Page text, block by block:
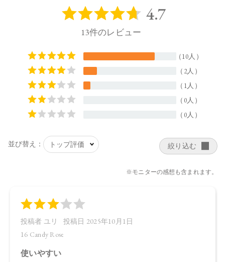
74.5㎜×22㎜×27㎜ (高さx奥行x幅)
【全成分】
・15 Citrus Sands
トリイソステアリン酸ポリグリセリルー2、トリ（カプリル酸
／カプリン酸）グリセリル、ダイマージリノール酸（フィト
ル）、ヒマワリ種子ロウ、スクワラン、ダイマージリノール
酸水添ヒマシ油、シリカ、キャンデリラロウエキス、キャン
オプンチアフィクスインジカ種子油、ホホバ種子油、ローズ
ー油、ベルガモット果皮油、ニオイテンジクアオイ油、アオ
モジ果実油、イランイラン花油、ミツロウ、トコフェロー
ル、水酸化Al、マイカ、酸化チタン、酸化鉄、黄4、赤202
・16 Candy Rose
／カプリン酸）グリセリル、ダイマージリノール酸（フィト